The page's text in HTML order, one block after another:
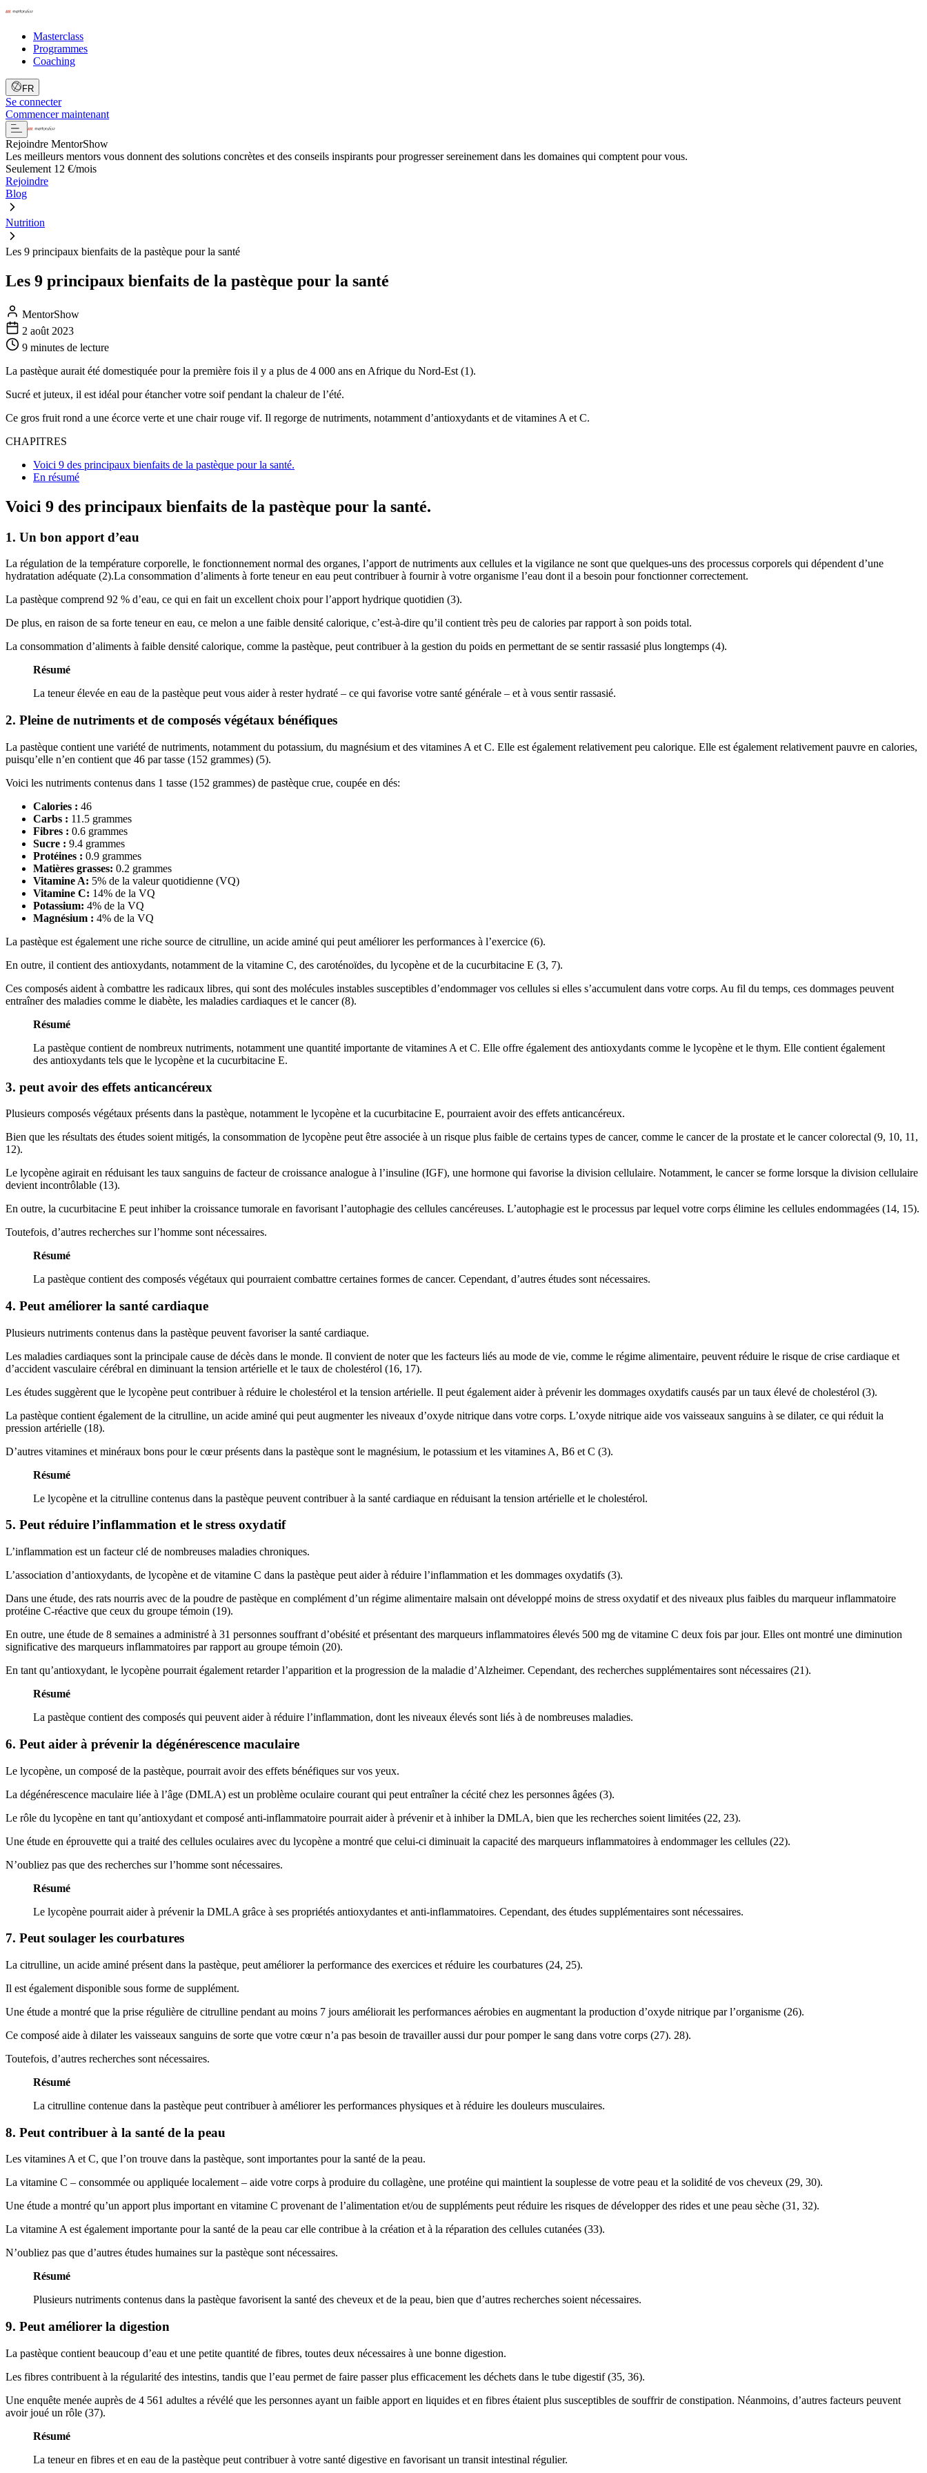
Masterclass
Programmes
Coaching
FR
Se connecter
Commencer maintenant
Rejoindre MentorShow
Les meilleurs mentors vous donnent des solutions concrètes et des conseils inspirants pour progresser sereinement dans les domaines qui comptent pour vous.
Seulement 12 €/mois
Rejoindre
Blog
Nutrition
Les 9 principaux bienfaits de la pastèque pour la santé
Les 9 principaux bienfaits de la pastèque pour la santé
MentorShow
2 août 2023
9 minutes de lecture
La pastèque aurait été domestiquée pour la première fois il y a plus de 4 000 ans en Afrique du Nord-Est (1).
Sucré et juteux, il est idéal pour étancher votre soif pendant la chaleur de l’été.
Ce gros fruit rond a une écorce verte et une chair rouge vif. Il regorge de nutriments, notamment d’antioxydants et de vitamines A et C.
CHAPITRES
Voici 9 des principaux bienfaits de la pastèque pour la santé.
En résumé
Voici 9 des principaux bienfaits de la pastèque pour la santé.
1. Un bon apport d’eau
La régulation de la température corporelle, le fonctionnement normal des organes, l’apport de nutriments aux cellules et la vigilance ne sont que quelques-uns des processus corporels qui dépendent d’une
hydratation adéquate (2).La consommation d’aliments à forte teneur en eau peut contribuer à fournir à votre organisme l’eau dont il a besoin pour fonctionner correctement.
La pastèque comprend 92 % d’eau, ce qui en fait un excellent choix pour l’apport hydrique quotidien (3).
De plus, en raison de sa forte teneur en eau, ce melon a une faible densité calorique, c’est-à-dire qu’il contient très peu de calories par rapport à son poids total.
La consommation d’aliments à faible densité calorique, comme la pastèque, peut contribuer à la gestion du poids en permettant de se sentir rassasié plus longtemps (4).
Résumé
La teneur élevée en eau de la pastèque peut vous aider à rester hydraté – ce qui favorise votre santé générale – et à vous sentir rassasié.
2. Pleine de nutriments et de composés végétaux bénéfiques
La pastèque contient une variété de nutriments, notamment du potassium, du magnésium et des vitamines A et C. Elle est également relativement peu calorique. Elle est également relativement pauvre en calories,
puisqu’elle n’en contient que 46 par tasse (152 grammes) (5).
Voici les nutriments contenus dans 1 tasse (152 grammes) de pastèque crue, coupée en dés:
Calories : 46
Carbs : 11.5 grammes
Fibres : 0.6 grammes
Sucre : 9.4 grammes
Protéines : 0.9 grammes
Matières grasses: 0.2 grammes
Vitamine A: 5% de la valeur quotidienne (VQ)
Vitamine C: 14% de la VQ
Potassium: 4% de la VQ
Magnésium : 4% de la VQ
La pastèque est également une riche source de citrulline, un acide aminé qui peut améliorer les performances à l’exercice (6).
En outre, il contient des antioxydants, notamment de la vitamine C, des caroténoïdes, du lycopène et de la cucurbitacine E (3, 7).
Ces composés aident à combattre les radicaux libres, qui sont des molécules instables susceptibles d’endommager vos cellules si elles s’accumulent dans votre corps. Au fil du temps, ces dommages peuvent
entraîner des maladies comme le diabète, les maladies cardiaques et le cancer (8).
Résumé
La pastèque contient de nombreux nutriments, notamment une quantité importante de vitamines A et C. Elle offre également des antioxydants comme le lycopène et le thym. Elle contient également
des antioxydants tels que le lycopène et la cucurbitacine E.
3. peut avoir des effets anticancéreux
Plusieurs composés végétaux présents dans la pastèque, notamment le lycopène et la cucurbitacine E, pourraient avoir des effets anticancéreux.
Bien que les résultats des études soient mitigés, la consommation de lycopène peut être associée à un risque plus faible de certains types de cancer, comme le cancer de la prostate et le cancer colorectal (9, 10, 11,
12).
Le lycopène agirait en réduisant les taux sanguins de facteur de croissance analogue à l’insuline (IGF), une hormone qui favorise la division cellulaire. Notamment, le cancer se forme lorsque la division cellulaire
devient incontrôlable (13).
En outre, la cucurbitacine E peut inhiber la croissance tumorale en favorisant l’autophagie des cellules cancéreuses. L’autophagie est le processus par lequel votre corps élimine les cellules endommagées (14, 15).
Toutefois, d’autres recherches sur l’homme sont nécessaires.
Résumé
La pastèque contient des composés végétaux qui pourraient combattre certaines formes de cancer. Cependant, d’autres études sont nécessaires.
4. Peut améliorer la santé cardiaque
Plusieurs nutriments contenus dans la pastèque peuvent favoriser la santé cardiaque.
Les maladies cardiaques sont la principale cause de décès dans le monde. Il convient de noter que les facteurs liés au mode de vie, comme le régime alimentaire, peuvent réduire le risque de crise cardiaque et
d’accident vasculaire cérébral en diminuant la tension artérielle et le taux de cholestérol (16, 17).
Les études suggèrent que le lycopène peut contribuer à réduire le cholestérol et la tension artérielle. Il peut également aider à prévenir les dommages oxydatifs causés par un taux élevé de cholestérol (3).
La pastèque contient également de la citrulline, un acide aminé qui peut augmenter les niveaux d’oxyde nitrique dans votre corps. L’oxyde nitrique aide vos vaisseaux sanguins à se dilater, ce qui réduit la
pression artérielle (18).
D’autres vitamines et minéraux bons pour le cœur présents dans la pastèque sont le magnésium, le potassium et les vitamines A, B6 et C (3).
Résumé
Le lycopène et la citrulline contenus dans la pastèque peuvent contribuer à la santé cardiaque en réduisant la tension artérielle et le cholestérol.
5. Peut réduire l’inflammation et le stress oxydatif
L’inflammation est un facteur clé de nombreuses maladies chroniques.
L’association d’antioxydants, de lycopène et de vitamine C dans la pastèque peut aider à réduire l’inflammation et les dommages oxydatifs (3).
Dans une étude, des rats nourris avec de la poudre de pastèque en complément d’un régime alimentaire malsain ont développé moins de stress oxydatif et des niveaux plus faibles du marqueur inflammatoire
protéine C-réactive que ceux du groupe témoin (19).
En outre, une étude de 8 semaines a administré à 31 personnes souffrant d’obésité et présentant des marqueurs inflammatoires élevés 500 mg de vitamine C deux fois par jour. Elles ont montré une diminution
significative des marqueurs inflammatoires par rapport au groupe témoin (20).
En tant qu’antioxydant, le lycopène pourrait également retarder l’apparition et la progression de la maladie d’Alzheimer. Cependant, des recherches supplémentaires sont nécessaires (21).
Résumé
La pastèque contient des composés qui peuvent aider à réduire l’inflammation, dont les niveaux élevés sont liés à de nombreuses maladies.
6. Peut aider à prévenir la dégénérescence maculaire
Le lycopène, un composé de la pastèque, pourrait avoir des effets bénéfiques sur vos yeux.
La dégénérescence maculaire liée à l’âge (DMLA) est un problème oculaire courant qui peut entraîner la cécité chez les personnes âgées (3).
Le rôle du lycopène en tant qu’antioxydant et composé anti-inflammatoire pourrait aider à prévenir et à inhiber la DMLA, bien que les recherches soient limitées (22, 23).
Une étude en éprouvette qui a traité des cellules oculaires avec du lycopène a montré que celui-ci diminuait la capacité des marqueurs inflammatoires à endommager les cellules (22).
N’oubliez pas que des recherches sur l’homme sont nécessaires.
Résumé
Le lycopène pourrait aider à prévenir la DMLA grâce à ses propriétés antioxydantes et anti-inflammatoires. Cependant, des études supplémentaires sont nécessaires.
7. Peut soulager les courbatures
La citrulline, un acide aminé présent dans la pastèque, peut améliorer la performance des exercices et réduire les courbatures (24, 25).
Il est également disponible sous forme de supplément.
Une étude a montré que la prise régulière de citrulline pendant au moins 7 jours améliorait les performances aérobies en augmentant la production d’oxyde nitrique par l’organisme (26).
Ce composé aide à dilater les vaisseaux sanguins de sorte que votre cœur n’a pas besoin de travailler aussi dur pour pomper le sang dans votre corps (27). 28).
Toutefois, d’autres recherches sont nécessaires.
Résumé
La citrulline contenue dans la pastèque peut contribuer à améliorer les performances physiques et à réduire les douleurs musculaires.
8. Peut contribuer à la santé de la peau
Les vitamines A et C, que l’on trouve dans la pastèque, sont importantes pour la santé de la peau.
La vitamine C – consommée ou appliquée localement – aide votre corps à produire du collagène, une protéine qui maintient la souplesse de votre peau et la solidité de vos cheveux (29, 30).
Une étude a montré qu’un apport plus important en vitamine C provenant de l’alimentation et/ou de suppléments peut réduire les risques de développer des rides et une peau sèche (31, 32).
La vitamine A est également importante pour la santé de la peau car elle contribue à la création et à la réparation des cellules cutanées (33).
N’oubliez pas que d’autres études humaines sur la pastèque sont nécessaires.
Résumé
Plusieurs nutriments contenus dans la pastèque favorisent la santé des cheveux et de la peau, bien que d’autres recherches soient nécessaires.
9. Peut améliorer la digestion
La pastèque contient beaucoup d’eau et une petite quantité de fibres, toutes deux nécessaires à une bonne digestion.
Les fibres contribuent à la régularité des intestins, tandis que l’eau permet de faire passer plus efficacement les déchets dans le tube digestif (35, 36).
Une enquête menée auprès de 4 561 adultes a révélé que les personnes ayant un faible apport en liquides et en fibres étaient plus susceptibles de souffrir de constipation. Néanmoins, d’autres facteurs peuvent
avoir joué un rôle (37).
Résumé
La teneur en fibres et en eau de la pastèque peut contribuer à votre santé digestive en favorisant un transit intestinal régulier.